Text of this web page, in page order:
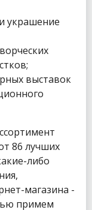
украшение
выставок
86 лучших
либо
магазина -
примем